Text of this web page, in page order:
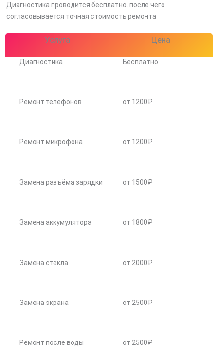
Диагностика проводится бесплатно, после чего
согласовывается точная стоимость ремонта
Услуга Цена
Диагностика Бесплатно
Ремонт телефонов от 1200₽
Ремонт микрофона от 1200₽
Замена разъёма зарядки от 1500₽
Замена аккумулятора от 1800₽
Замена стекла от 2000₽
Замена экрана от 2500₽
Ремонт после воды от 2500₽